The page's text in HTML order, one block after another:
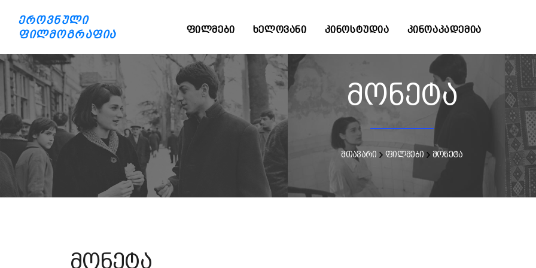
ეროვნული
ფილმოგრაფია
ᲤᲘᲚᲛᲔᲑᲘ ᲮᲔᲚᲝᲕᲐᲜᲘ ᲙᲘᲜᲝᲡᲢᲣᲓᲘᲐ ᲙᲘᲜᲝᲐᲙᲐᲓᲔᲛᲘᲐ
მონეტა
მთავარი ფილმები მონეტა
მონეტა